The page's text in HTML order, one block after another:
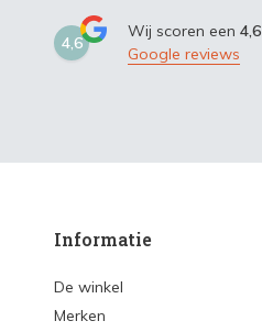
4,6
Wij scoren een 4,6
Google reviews
Informatie
De winkel
Merken